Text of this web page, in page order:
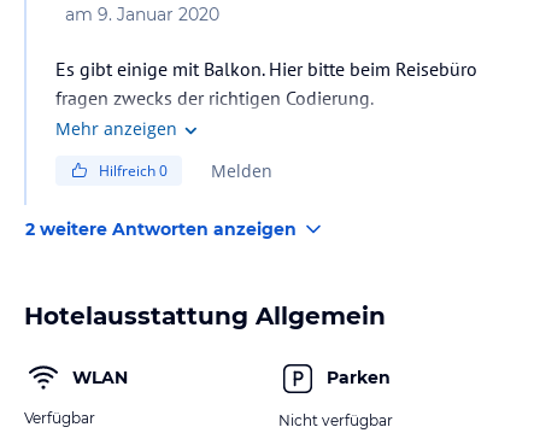
am 9. Januar 2020
Es gibt einige mit Balkon. Hier bitte beim Reisebüro
fragen zwecks der richtigen Codierung.
Mehr anzeigen
Hilfreich0 Melden
2 weitere Antworten anzeigen
Hotelausstattung Allgemein
WLAN
Verfügbar
Parken
Nicht verfügbar